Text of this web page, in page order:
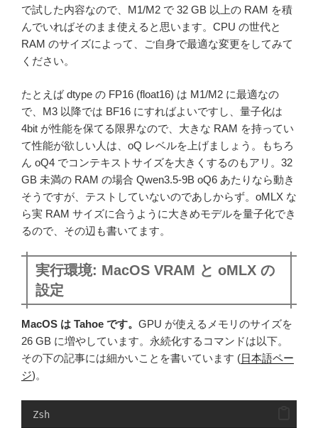
で試した内容なので、M1/M2 で 32 GB 以上の RAM を積
んでいればそのまま使えると思います。CPU の世代と
RAM のサイズによって、ご自身で最適な変更をしてみて
ください。
たとえば dtype の FP16 (float16) は M1/M2 に最適なの
で、M3 以降では BF16 にすればよいですし、量子化は
4bit が性能を保てる限界なので、大きな RAM を持ってい
て性能が欲しい人は、oQ レベルを上げましょう。もちろ
ん oQ4 でコンテキストサイズを大きくするのもアリ。32
GB 未満の RAM の場合 Qwen3.5-9B oQ6 あたりなら動き
そうですが、テストしていないのであしからず。oMLX な
ら実 RAM サイズに合うように大きめモデルを量子化でき
るので、その辺も書いてます。
実行環境: MacOS VRAM と oMLX の
設定
MacOS は Tahoe です。 GPU が使えるメモリのサイズを
26 GB に増やしています。永続化するコマンドは以下。
その下の記事には細かいことを書いています (日本語ペー
ジ)。
Zsh